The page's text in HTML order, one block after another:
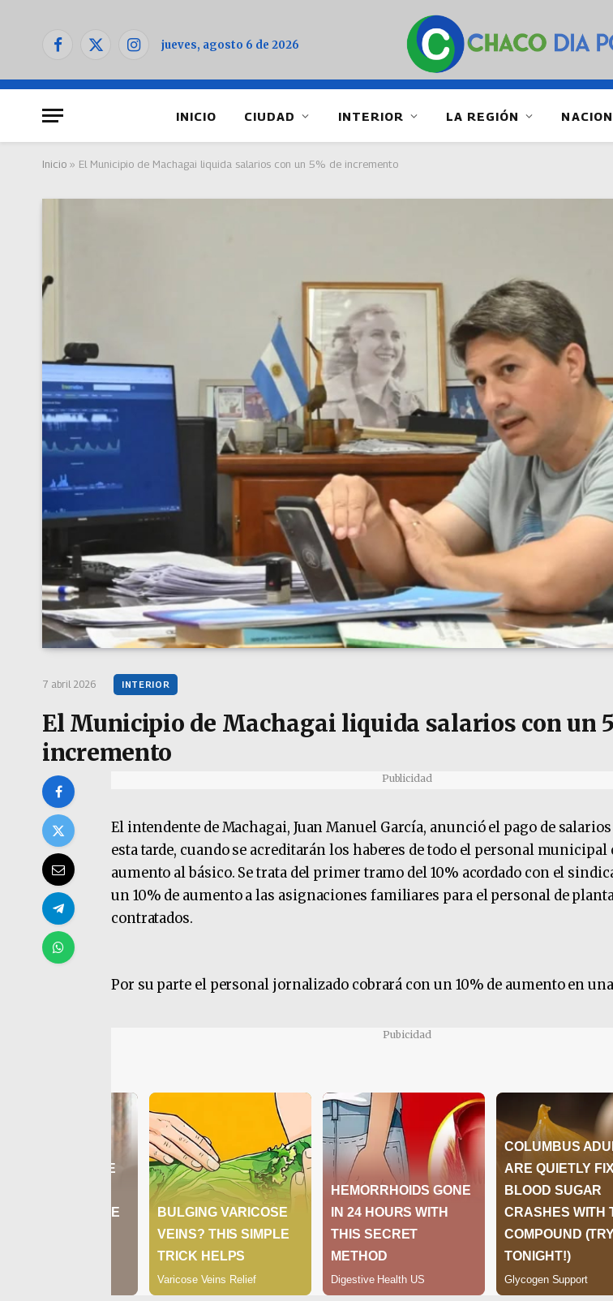
Facebook
X
Instagramjueves, agosto 6 de 2026
INICIO CIUDAD INTERIOR LA REGIÓN
Inicio » El Municipio de Machagai liquida salarios con un 5% de incremento
7 abril 2026 INTERIOR
El Municipio de Machagai liquida salarios con un
incremento
Publicidad
El intendente de Machagai, Juan Manuel García, anunció el pago de
esta tarde, cuando se acreditarán los haberes de todo el personal municipal
aumento al básico. Se trata del primer tramo del 10% acordado con el
un 10% de aumento a las asignaciones familiares para el personal de
contratados.
Por su parte el personal jornalizado cobrará con un 10% de aumento en
Pubicidad